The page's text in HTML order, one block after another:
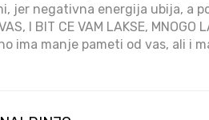
jer negativna energija ubija, a
I BIT CE VAM LAKSE,
ima manje pameti od vas, ali i